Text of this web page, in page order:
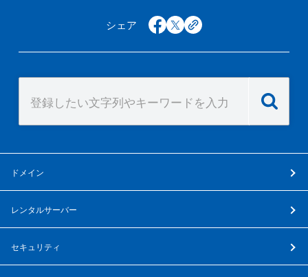
シェア facebook
x copy
ドメイン
レンタルサーバー
セキュリティ